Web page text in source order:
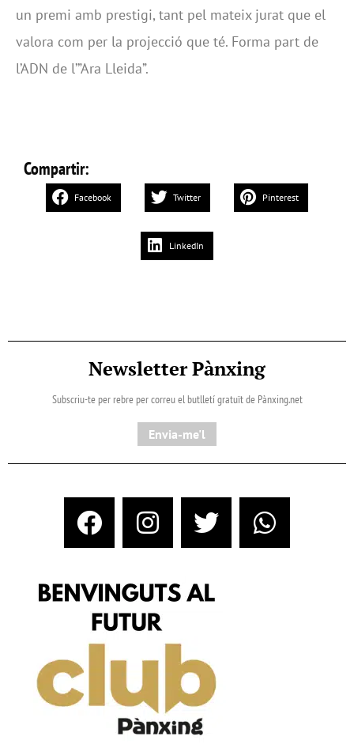
un premi amb prestigi, tant pel mateix jurat que el
valora com per la projecció que té. Forma part de
l’ADN de l’”Ara Lleida”.
Compartir:
Facebook Twitter Pinterest
LinkedIn
Newsletter Pànxing
Subscriu-te per rebre per correu el butlletí gratuït de Pànxing.net​
Envia-me'l